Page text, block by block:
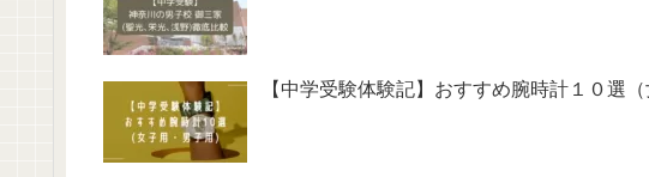
【中学受験体験記】おすすめ腕時計１０選（